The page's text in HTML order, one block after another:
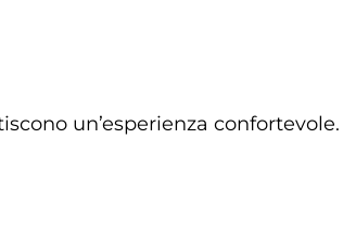
un’esperienza confortevole.